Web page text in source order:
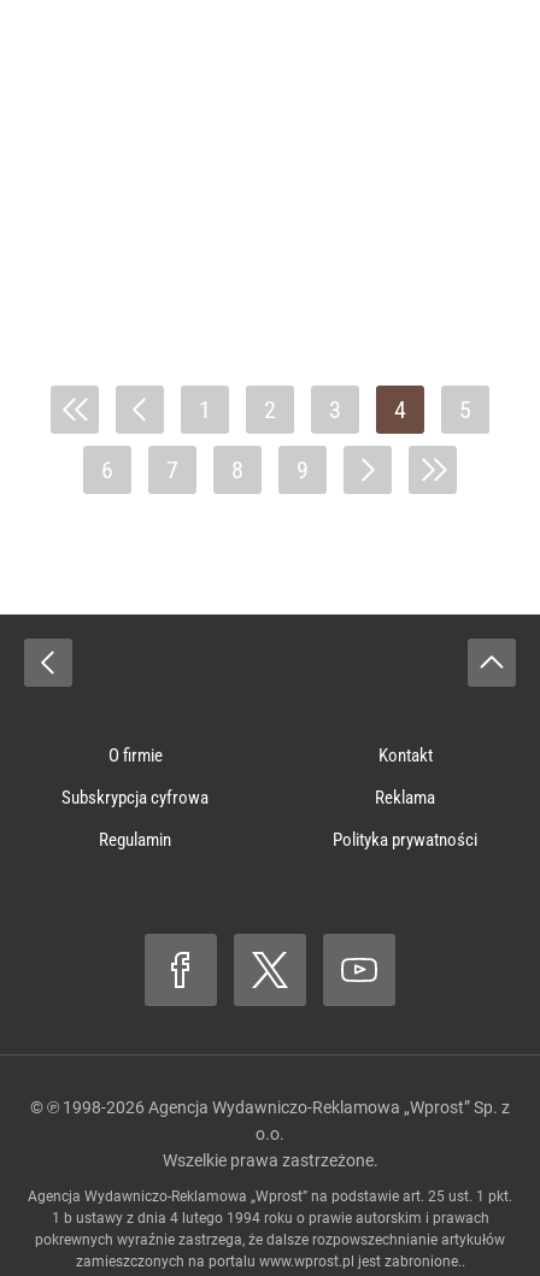
1 2 3 4 5
6 7 8 9
O firmie
Kontakt
Subskrypcja cyfrowa
Reklama
Regulamin
Polityka prywatności
© ℗ 1998-2026 Agencja Wydawniczo-Reklamowa „Wprost” Sp. z
o.o.
Wszelkie prawa zastrzeżone.
Agencja Wydawniczo-Reklamowa „Wprost” na podstawie art. 25 ust. 1 pkt.
1 b ustawy z dnia 4 lutego 1994 roku o prawie autorskim i prawach
pokrewnych wyraźnie zastrzega, że dalsze rozpowszechnianie artykułów
zamieszczonych na portalu www.wprost.pl jest zabronione..